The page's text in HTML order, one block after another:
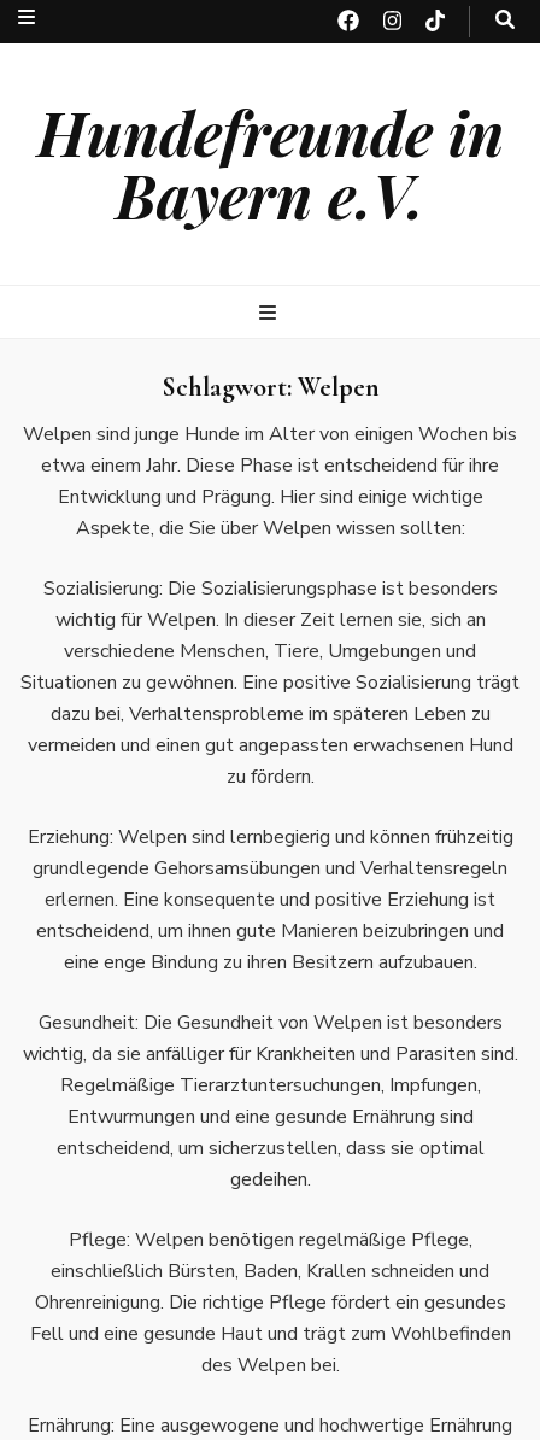
Hundefreunde in
Bayern e.V.
Schlagwort:Welpen
Welpen sind junge Hunde im Alter von einigen Wochen bis
etwa einem Jahr. Diese Phase ist entscheidend für ihre
Entwicklung und Prägung. Hier sind einige wichtige
Aspekte, die Sie über Welpen wissen sollten:
Sozialisierung: Die Sozialisierungsphase ist besonders
wichtig für Welpen. In dieser Zeit lernen sie, sich an
verschiedene Menschen, Tiere, Umgebungen und
Situationen zu gewöhnen. Eine positive Sozialisierung trägt
dazu bei, Verhaltensprobleme im späteren Leben zu
vermeiden und einen gut angepassten erwachsenen Hund
zu fördern.
Erziehung: Welpen sind lernbegierig und können frühzeitig
grundlegende Gehorsamsübungen und Verhaltensregeln
erlernen. Eine konsequente und positive Erziehung ist
entscheidend, um ihnen gute Manieren beizubringen und
eine enge Bindung zu ihren Besitzern aufzubauen.
Gesundheit: Die Gesundheit von Welpen ist besonders
wichtig, da sie anfälliger für Krankheiten und Parasiten sind.
Regelmäßige Tierarztuntersuchungen, Impfungen,
Entwurmungen und eine gesunde Ernährung sind
entscheidend, um sicherzustellen, dass sie optimal
gedeihen.
Pflege: Welpen benötigen regelmäßige Pflege,
einschließlich Bürsten, Baden, Krallen schneiden und
Ohrenreinigung. Die richtige Pflege fördert ein gesundes
Fell und eine gesunde Haut und trägt zum Wohlbefinden
des Welpen bei.
Ernährung: Eine ausgewogene und hochwertige Ernährung